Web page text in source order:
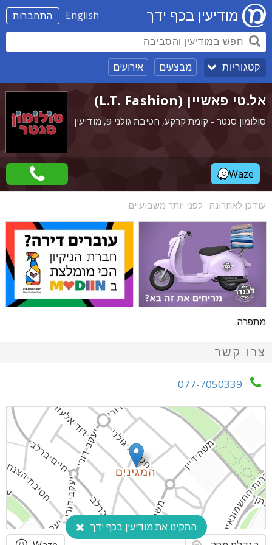
התחברות English מודיעין בכף ידך
קטגוריות מבצעים אירועים
אל.טי פאשיין (L.T. Fashion)
סולומון סנטר - קומת קרקע, חטיבת גולני 9, מודיעין
Waze
עודכן לאחרונה: לפני יותר משבועיים
מתפרה.
צרו קשר
077-7050339
התקינו את מודיעין בכף ידך